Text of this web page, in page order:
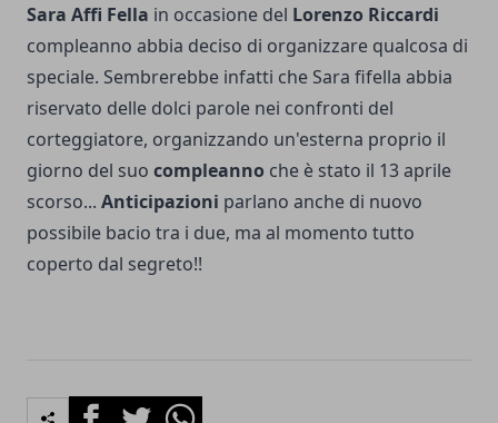
Sara Affi Fella in occasione del Lorenzo Riccardi
compleanno abbia deciso di organizzare qualcosa di
speciale. Sembrerebbe infatti che Sara fifella abbia
riservato delle dolci parole nei confronti del
corteggiatore, organizzando un'esterna proprio il
giorno del suo compleanno che è stato il 13 aprile
scorso... Anticipazioni parlano anche di nuovo
possibile bacio tra i due, ma al momento tutto
coperto dal segreto!!
FacebookTwitterWhatsapp